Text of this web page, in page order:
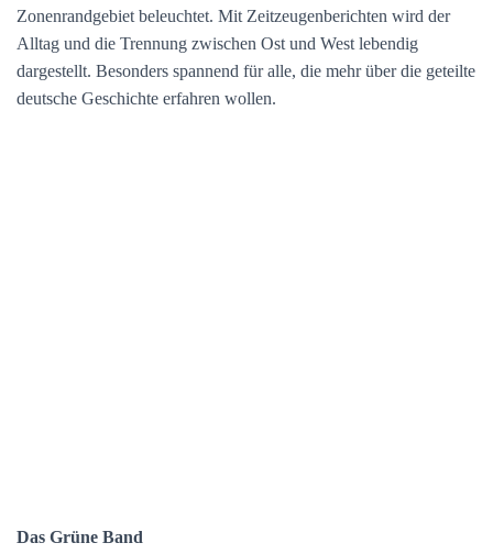
Zonenrandgebiet beleuchtet. Mit Zeitzeugenberichten wird der
Alltag und die Trennung zwischen Ost und West lebendig
dargestellt. Besonders spannend für alle, die mehr über die geteilte
deutsche Geschichte erfahren wollen.
Das Grüne Band